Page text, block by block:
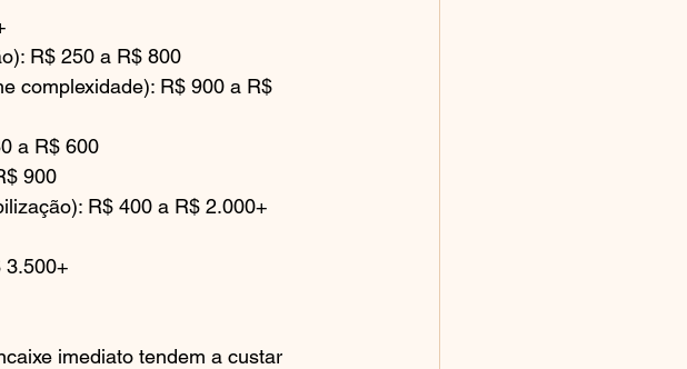
R$ 250 a R$ 800
complexidade): R$ 900 a R$
a R$ 600
900
R$ 400 a R$ 2.000+
3.500+
imediato tendem a custar